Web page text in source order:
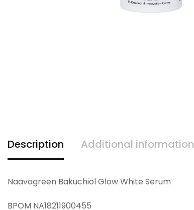
Description Additional information
Naavagreen Bakuchiol Glow White Serum
BPOM NA18211900455